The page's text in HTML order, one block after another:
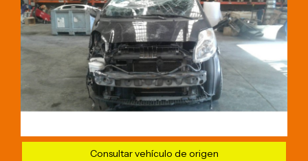
Consultar vehículo de origen